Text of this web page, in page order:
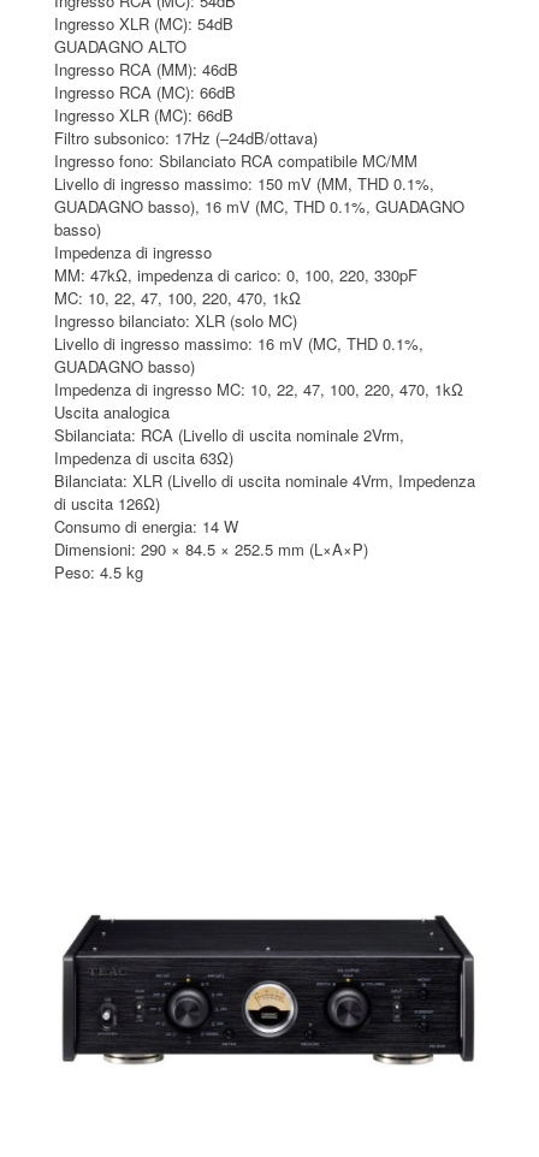
Ingresso XLR (MC): 54dB
GUADAGNO ALTO
Ingresso RCA (MM): 46dB
Ingresso RCA (MC): 66dB
Ingresso XLR (MC): 66dB
Filtro subsonico: 17Hz (–24dB/ottava)
Ingresso fono: Sbilanciato RCA compatibile MC/MM
Livello di ingresso massimo: 150 mV (MM, THD 0.1%,
GUADAGNO basso), 16 mV (MC, THD 0.1%, GUADAGNO
basso)
Impedenza di ingresso
MM: 47kΩ, impedenza di carico: 0, 100, 220, 330pF
MC: 10, 22, 47, 100, 220, 470, 1kΩ
Ingresso bilanciato: XLR (solo MC)
Livello di ingresso massimo: 16 mV (MC, THD 0.1%,
GUADAGNO basso)
Impedenza di ingresso MC: 10, 22, 47, 100, 220, 470, 1kΩ
Uscita analogica
Sbilanciata: RCA (Livello di uscita nominale 2Vrm,
Impedenza di uscita 63Ω)
Bilanciata: XLR (Livello di uscita nominale 4Vrm, Impedenza
di uscita 126Ω)
Consumo di energia: 14 W
Dimensioni: 290 × 84.5 × 252.5 mm (L×A×P)
Peso: 4.5 kg